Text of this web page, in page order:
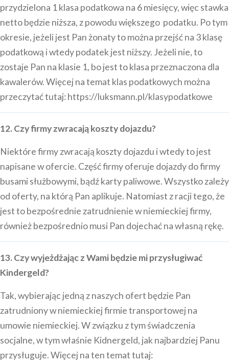
przydzielona 1 klasa podatkowa na 6 miesięcy, więc stawka
netto będzie niższa, z powodu większego podatku. Po tym
okresie, jeżeli jest Pan żonaty to można przejść na 3 klasę
podatkową i wtedy podatek jest niższy. Jeżeli nie, to
zostaje Pan na klasie 1, bo jest to klasa przeznaczona dla
kawalerów. Więcej na temat klas podatkowych można
przeczytać tutaj:https://luksmann.pl/klasypodatkowe
12. Czy firmy zwracają koszty dojazdu?
Niektóre firmy zwracają koszty dojazdu i wtedy to jest
napisane w ofercie. Część firmy oferuje dojazdy do firmy
busami służbowymi, bądź karty paliwowe. Wszystko zależy
od oferty, na którą Pan aplikuje. Natomiast z racji tego, że
jest to bezpośrednie zatrudnienie w niemieckiej firmy,
również bezpośrednio musi Pan dojechać na własną rękę.
13. Czy wyjeżdżając z Wami będzie mi przysługiwać
Kindergeld?
Tak, wybierając jedną z naszych ofert będzie Pan
zatrudniony w niemieckiej firmie transportowej na
umowie niemieckiej. W związku z tym świadczenia
socjalne, w tym właśnie Kidnergeld, jak najbardziej Panu
przysługuje. Więcej na ten temat tutaj: